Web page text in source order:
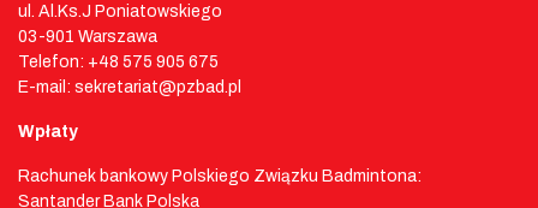
ul. Al.Ks.J Poniatowskiego
03-901 Warszawa
Telefon: +48 575 905 675
E-mail: sekretariat@pzbad.pl
Wpłaty
Rachunek bankowy Polskiego Związku Badmintona:
Santander Bank Polska